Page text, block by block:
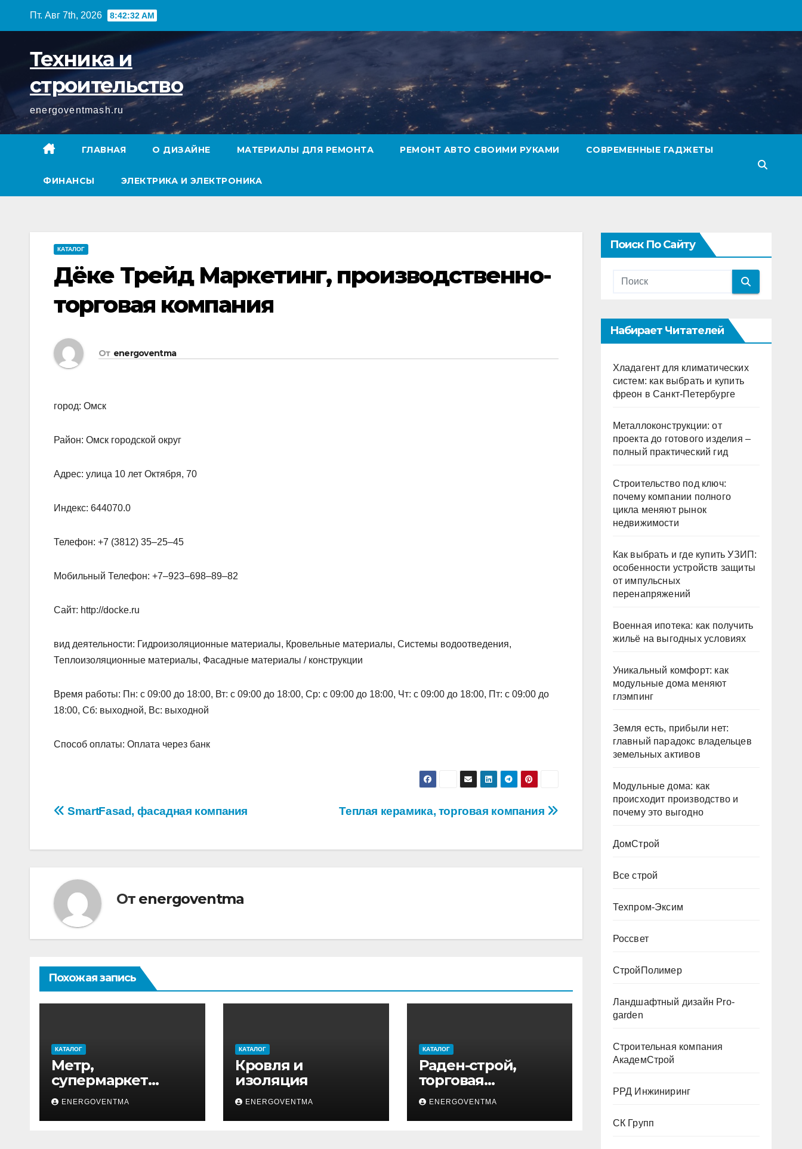
Пт. Авг 7th, 2026 8:42:32 AM
Техника и
строительство
energoventmash.ru
ГЛАВНАЯ О ДИЗАЙНЕ МАТЕРИАЛЫ ДЛЯ РЕМОНТА РЕМОНТ АВТО СВОИМИ РУКАМИ СОВРЕМЕННЫЕ ГАДЖЕТЫ
ФИНАНСЫ ЭЛЕКТРИКА И ЭЛЕКТРОНИКА
КАТАЛОГ
Дёке Трейд Маркетинг, производственно-
торговая компания
От energoventma
город: Омск
Район: Омск городской округ
Адрес: улица 10 лет Октября, 70
Индекс: 644070.0
Телефон: +7 (3812) 35‒25‒45
Мобильный Телефон: +7‒923‒698‒89‒82
Сайт: http://docke.ru
вид деятельности: Гидроизоляционные материалы, Кровельные материалы, Системы водоотведения,
Теплоизоляционные материалы, Фасадные материалы / конструкции
Время работы: Пн: с 09:00 до 18:00, Вт: с 09:00 до 18:00, Ср: с 09:00 до 18:00, Чт: с 09:00 до 18:00, Пт: с 09:00 до
18:00, Сб: выходной, Вс: выходной
Способ оплаты: Оплата через банк
Навигация
Теплая керамика, торговая компания
SmartFasad, фасадная компания
От energoventma
Похожая запись
КАТАЛОГ
Метр,
супермаркет
товаров для дома
и ремонта
ENERGOVENTMA
КАТАЛОГ
Кровля и
изоляция
ENERGOVENTMA
КАТАЛОГ
Раден-строй,
торговая
компания
ENERGOVENTMA
Поиск По Сайту
Набирает Читателей
Хладагент для климатических
систем: как выбрать и купить
фреон в Санкт-Петербурге
Металлоконструкции: от
проекта до готового изделия –
полный практический гид
Строительство под ключ:
почему компании полного
цикла меняют рынок
недвижимости
Как выбрать и где купить УЗИП:
особенности устройств защиты
от импульсных
перенапряжений
Военная ипотека: как получить
жильё на выгодных условиях
Уникальный комфорт: как
модульные дома меняют
глэмпинг
Земля есть, прибыли нет:
главный парадокс владельцев
земельных активов
Модульные дома: как
происходит производство и
почему это выгодно
ДомСтрой
Все строй
Техпром-Эксим
Россвет
СтройПолимер
Ландшафтный дизайн Pro-
garden
Строительная компания
АкадемСтрой
РРД Инжиниринг
СК Групп